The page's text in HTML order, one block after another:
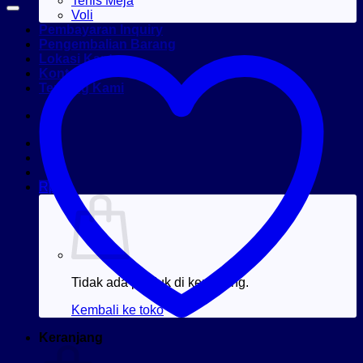
Voli
Pembayaran Inquiry
Pengembalian Barang
Lokasi Kantor
Kontak
Tentang Kami
Rp
Tidak ada produk di keranjang.
Kembali ke toko
Keranjang